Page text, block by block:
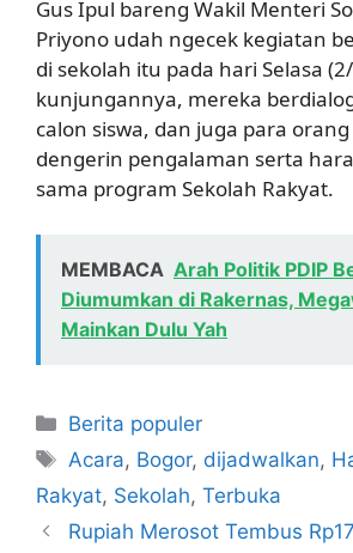
Gus Ipul bareng Wakil Menteri
Priyono udah ngecek kegiatan
di sekolah itu pada hari Selasa
kunjungannya, mereka
calon siswa, dan juga para
dengerin pengalaman serta
sama program Sekolah Rakyat.
MEMBACA Arah Politik PDIP
Diumumkan di Rakernas,
Mainkan Dulu Yah
Kategori
Berita populer
Tag
Acara, Bogor, dijadwalkan,
Rakyat, Sekolah, Terbuka
Rupiah Merosot Tembus